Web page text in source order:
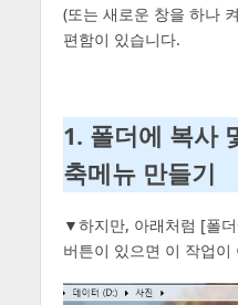
(또는 새로운 창을 하나
편함이 있습니다.
1. 폴더에 복사
축메뉴 만들기
▼하지만, 아래처럼 [폴
버튼이 있으면 이 작업이